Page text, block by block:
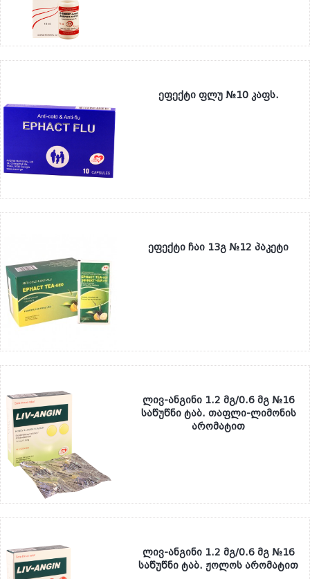
ეფექტი ფლუ №10 კაფს.
ეფექტი ჩაი 13გ №12 პაკეტი
ლივ-ანგინი 1.2 მგ/0.6 მგ №16
საწუწნი ტაბ. თაფლი-ლიმონის
არომატით
ლივ-ანგინი 1.2 მგ/0.6 მგ №16
საწუწნი ტაბ. ჟოლოს არომატით